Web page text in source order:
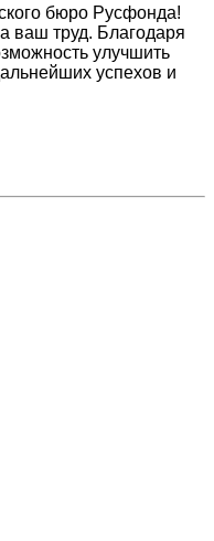
бюро Русфонда!
ваш труд. Благодаря
улучшить
успехов и